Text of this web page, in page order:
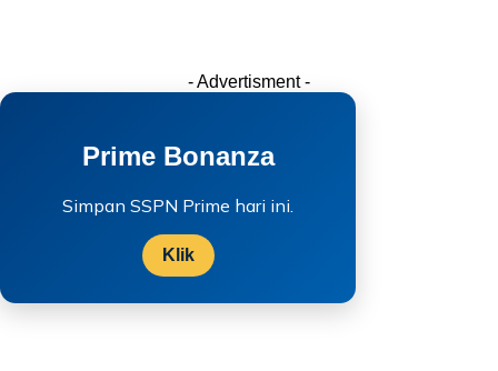
- Advertisment -
Prime Bonanza
Simpan SSPN Prime hari ini.
Klik